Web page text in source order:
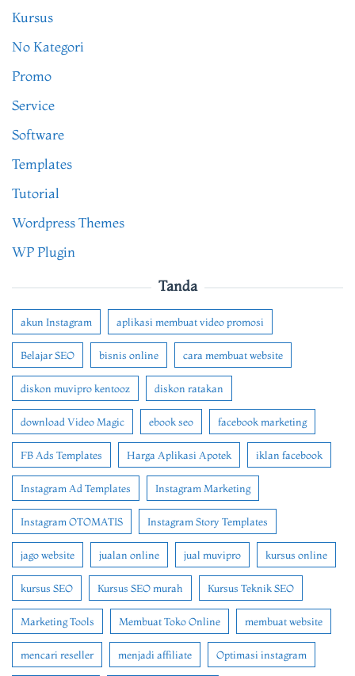
Kursus
No Kategori
Promo
Service
Software
Templates
Tutorial
Wordpress Themes
WP Plugin
Tanda
akun Instagram aplikasi membuat video promosi
Belajar SEO bisnis online cara membuat website
diskon muvipro kentooz diskon ratakan
download Video Magic ebook seo facebook marketing
FB Ads Templates Harga Aplikasi Apotek iklan facebook
Instagram Ad Templates Instagram Marketing
Instagram OTOMATIS Instagram Story Templates
jago website jualan online jual muvipro kursus online
kursus SEO Kursus SEO murah Kursus Teknik SEO
Marketing Tools Membuat Toko Online membuat website
mencari reseller menjadi affiliate Optimasi instagram